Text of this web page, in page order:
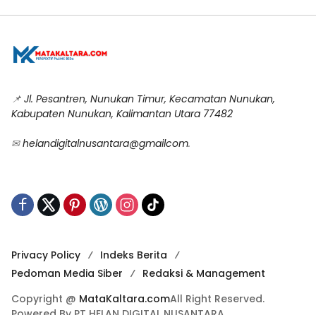
📌 Jl. Pesantren, Nunukan Timur, Kecamatan Nunukan,
Kabupaten Nunukan, Kalimantan Utara 77482
✉ helandigitalnusantara@gmailcom.
Privacy Policy
Indeks Berita
Pedoman Media Siber
Redaksi & Management
Copyright @ MataKaltara.comAll Right Reserved.